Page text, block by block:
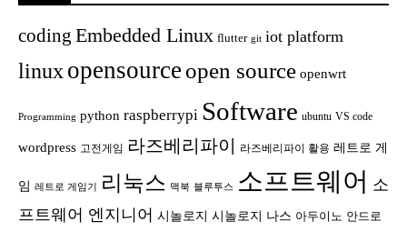
coding Embedded Linux flutter git iot platform
linux opensource open source openwrt
Programming python raspberrypi Software ubuntu VS code
wordpress 고전게임 라즈베리파이 라즈베리파이 활용 레트로 게
임 레트로 게임기 리눅스 맥북 블루투스 소프트웨어 소
프트웨어 엔지니어 시놀로지 시놀로지 나스 아두이노 안드로